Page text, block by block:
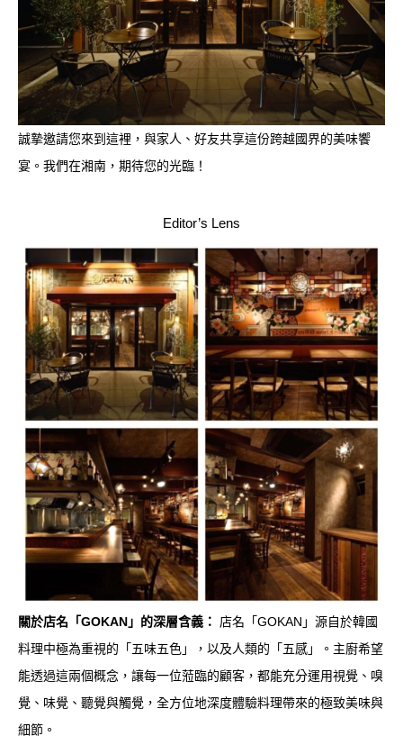
誠摯邀請您來到這裡，與家人、好友共享這份跨越國界的美味饗
宴。我們在湘南，期待您的光臨！
Editor’s Lens
關於店名「GOKAN」的深層含義：
店名「GOKAN」源自於韓國
料理中極為重視的「五味五色」，以及人類的「五感」。主廚希望
能透過這兩個概念，讓每一位蒞臨的顧客，都能充分運用視覺、嗅
覺、味覺、聽覺與觸覺，全方位地深度體驗料理帶來的極致美味與
細節。